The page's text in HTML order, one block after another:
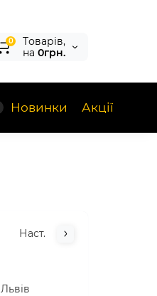
0
Tоварів,
на 0грн.
Новинки Акції
Наст.
Львів